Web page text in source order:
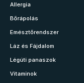
Allergia
Bőrápolás
Emésztőrendszer
Láz és Fájdalom
Légúti panaszok
Vitaminok